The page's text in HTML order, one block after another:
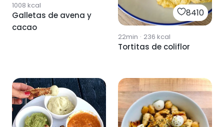
1008 kcal
Galletas de avena y
cacao
8410
22min · 236 kcal
Tortitas de coliflor